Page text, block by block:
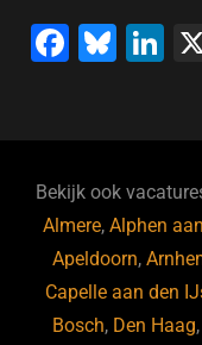
F
b
o
o
k
Bl
ky
Li
dI
n
Bekijk ook
Almere,Alphen
Apeldoorn,
Capelle aan den
Bosch, Den Haag,